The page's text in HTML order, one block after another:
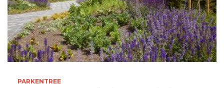
PARKENTREE